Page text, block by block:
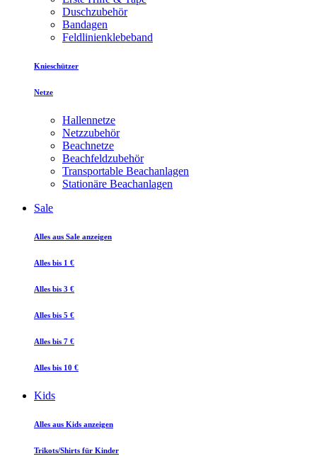
Duschzubehör
Bandagen
Feldlinienklebeband
Knieschützer
Netze
Hallennetze
Netzzubehör
Beachnetze
Beachfeldzubehör
Transportable Beachanlagen
Stationäre Beachanlagen
Sale
Alles aus Sale anzeigen
Alles bis 1 €
Alles bis 3 €
Alles bis 5 €
Alles bis 7 €
Alles bis 10 €
Kids
Alles aus Kids anzeigen
Trikots/Shirts für Kinder